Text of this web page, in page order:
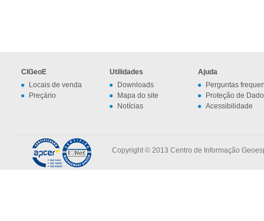
CIGeoE
Locais de venda
Preçário
Utilidades
Downloads
Mapa do site
Notícias
Ajuda
Perguntas
Proteção de
Acessibilidade
Copyright © 2013 Centro de Informação